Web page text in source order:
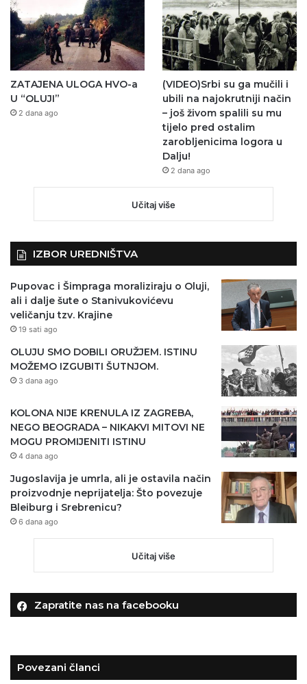
ZATAJENA ULOGA HVO-a
U “OLUJI”
2 dana ago
(VIDEO)Srbi su ga mučili i
ubili na najokrutniji način
– još živom spalili su mu
tijelo pred ostalim
zarobljenicima logora u
Dalju!
2 dana ago
Učitaj više
IZBOR UREDNIŠTVA
Pupovac i Šimpraga moraliziraju o Oluji,
ali i dalje šute o Stanivukovićevu
veličanju tzv. Krajine
19 sati ago
OLUJU SMO DOBILI ORUŽJEM. ISTINU
MOŽEMO IZGUBITI ŠUTNJOM.
3 dana ago
KOLONA NIJE KRENULA IZ ZAGREBA,
NEGO BEOGRADA – NIKAKVI MITOVI NE
MOGU PROMIJENITI ISTINU
4 dana ago
Jugoslavija je umrla, ali je ostavila način
proizvodnje neprijatelja: Što povezuje
Bleiburg i Srebrenicu?
6 dana ago
Učitaj više
Zapratite nas na facebooku
Povezani članci